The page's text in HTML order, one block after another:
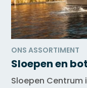
ONS ASSORTIMENT
Sloepen en
Sloepen Centrum